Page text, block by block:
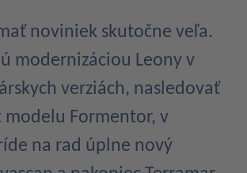
noviniek skutočne veľa.
modernizáciou Leony v
verziách, nasledovať
Formentor, v
na rad úplne nový